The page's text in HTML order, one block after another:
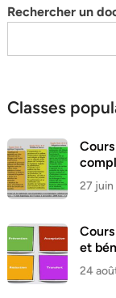
Rechercher un
Classes
27
et
24